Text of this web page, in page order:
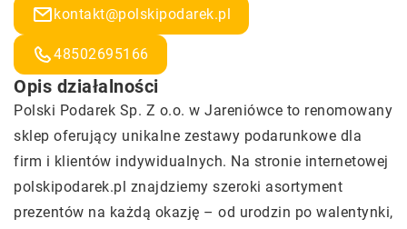
kontakt@polskipodarek.pl
48502695166
Opis działalności
Polski Podarek Sp. Z o.o. w Jareniówce to renomowany
sklep oferujący unikalne zestawy podarunkowe dla
firm i klientów indywidualnych. Na stronie internetowej
polskipodarek.pl znajdziemy szeroki asortyment
prezentów na każdą okazję – od urodzin po walentynki,